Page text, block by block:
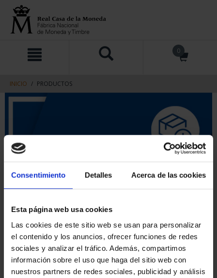
Consentimiento Detalles Acerca de las cookies
Esta página web usa cookies
Las cookies de este sitio web se usan para personalizar
el contenido y los anuncios, ofrecer funciones de redes
sociales y analizar el tráfico. Además, compartimos
información sobre el uso que haga del sitio web con
nuestros partners de redes sociales, publicidad y análisis
contenido
navegacin
0
INICIO PRODUCTOS
ORDENAR POR: